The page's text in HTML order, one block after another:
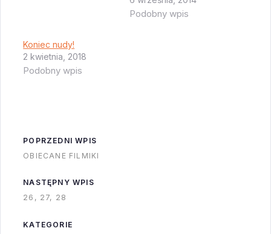
jakaś fala tropikalna i
Podobny wpis
Koniec nudy!
2 kwietnia, 2018
Podobny wpis
POPRZEDNI WPIS
OBIECANE FILMIKI
NASTĘPNY WPIS
26, 27, 28
KATEGORIE